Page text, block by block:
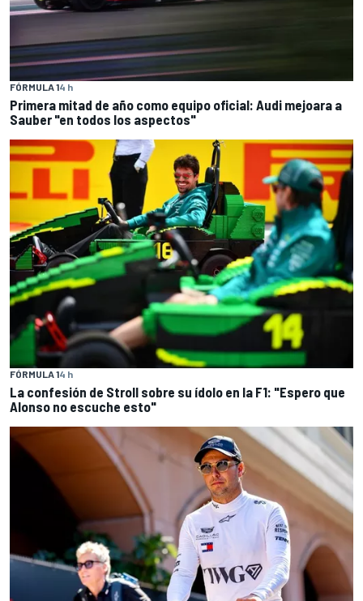
FÓRMULA 14 h
Primera mitad de año como equipo oficial: Audi mejoara a
Sauber "en todos los aspectos"
FÓRMULA 14 h
La confesión de Stroll sobre su ídolo en la F1: "Espero que
Alonso no escuche esto"